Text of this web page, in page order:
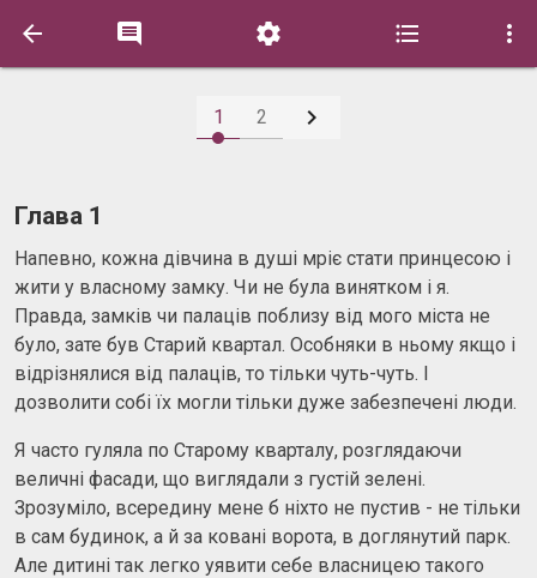
    
1 2 
Глава 1
Напевно, кожна дівчина в душі мріє стати принцесою і
жити у власному замку. Чи не була винятком і я.
Правда, замків чи палаців поблизу від мого міста не
було, зате був Старий квартал. Особняки в ньому якщо і
відрізнялися від палаців, то тільки чуть-чуть. І
дозволити собі їх могли тільки дуже забезпечені люди.
Я часто гуляла по Старому кварталу, розглядаючи
величні фасади, що виглядали з густій ​​зелені.
Зрозуміло, всередину мене б ніхто не пустив - не тільки
в сам будинок, а й за ковані ворота, в доглянутий парк.
Але дитині так легко уявити себе власницею такого